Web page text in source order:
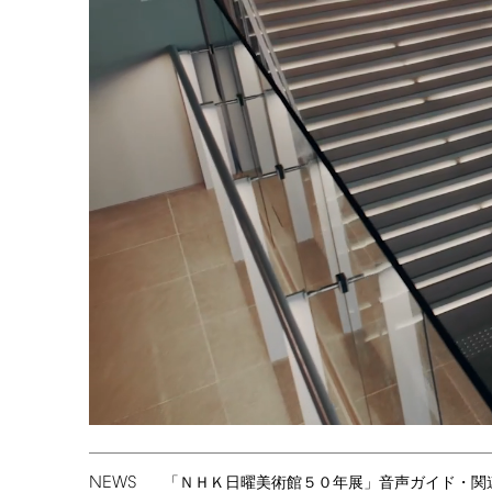
NEWS 「ＮＨＫ日曜美術館５０年展」音声ガイド・